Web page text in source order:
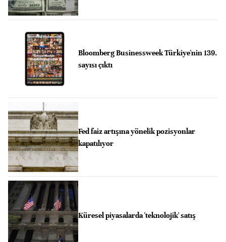
Bloomberg Businessweek Türkiye'nin 139.
sayısı çıktı
Fed faiz artışına yönelik pozisyonlar
kapatılıyor
Küresel piyasalarda 'teknolojik' satış